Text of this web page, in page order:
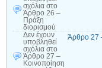
σχόλια στο
Άρθρο 26 –
Πράξη
διορισμού
Δεν έχουν
υποβληθεί
σχόλια στο
Άρθρο 27 –
Κοινοποίηση
Άρθρο 27